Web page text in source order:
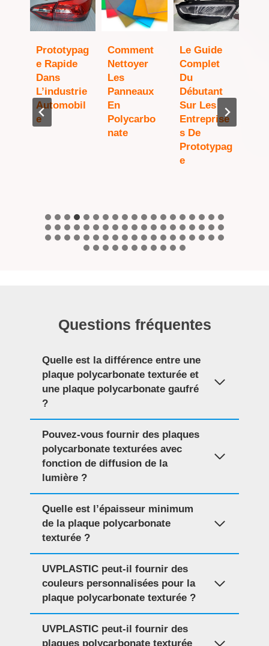
Prototypag
E Rapide
Dans
L’industrie
Automobil
E
Comment
Nettoyer
Les
Panneaux
En
Polycarbo
Nate
Le Guide
Complet
Du
Débutant
Sur Les
Entreprise
S De
Prototypag
E
Questions fréquentes
Quelle est la différence entre une
plaque polycarbonate texturée et
une plaque polycarbonate gaufré
?
Pouvez-vous fournir des plaques
polycarbonate texturées avec
fonction de diffusion de la
lumière ?
Quelle est l’épaisseur minimum
de la plaque polycarbonate
texturée ?
UVPLASTIC peut-il fournir des
couleurs personnalisées pour la
plaque polycarbonate texturée ?
UVPLASTIC peut-il fournir des
plaques polycarbonate texturée